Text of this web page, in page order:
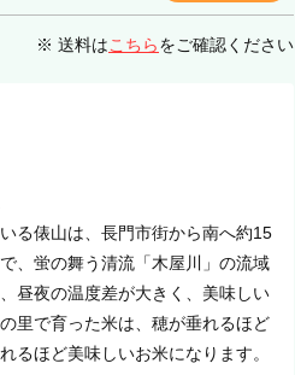
※ 送料はこちらをご確認ください
る俵山は、長門市街から南へ約15
、蛍の舞う清流「木屋川」の流域
昼夜の温度差が大きく、美味しい
里で育った米は、穂が垂れるほど
るほど美味しいお米になります。